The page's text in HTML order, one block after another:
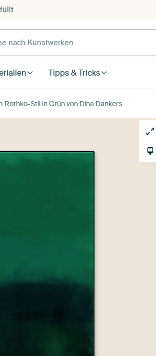
Kunstwerken
Tipps & Tricks
Rothko-Stil in Grün von Dina Dankers